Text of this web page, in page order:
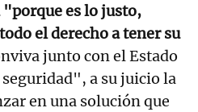
es lo justo,
el derecho a tener su
junto con el Estado
a su juicio la
en una solución que